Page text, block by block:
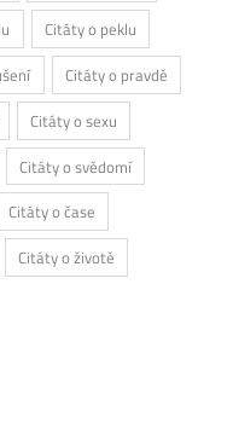
Citáty o peklu
Citáty o pravdě
Citáty o sexu
Citáty o svědomí
Citáty o čase
Citáty o životě